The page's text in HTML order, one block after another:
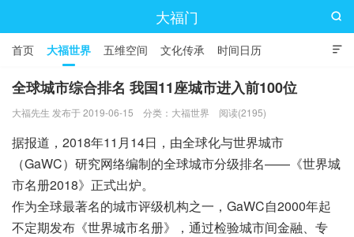
大福门

首页 大福世界 五维空间 文化传承 时间日历

全球城市综合排名 我国11座城市进入前100位
大福先生 发布于 2019-06-15 分类： 大福世界 阅读(2195)
据报道，2018年11月14日，由全球化与世界城市
（GaWC）研究网络编制的全球城市分级排名——《世界城
市名册2018》正式出炉。
作为全球最著名的城市评级机构之一，GaWC自2000年起
不定期发布《世界城市名册》，通过检验城市间金融、专